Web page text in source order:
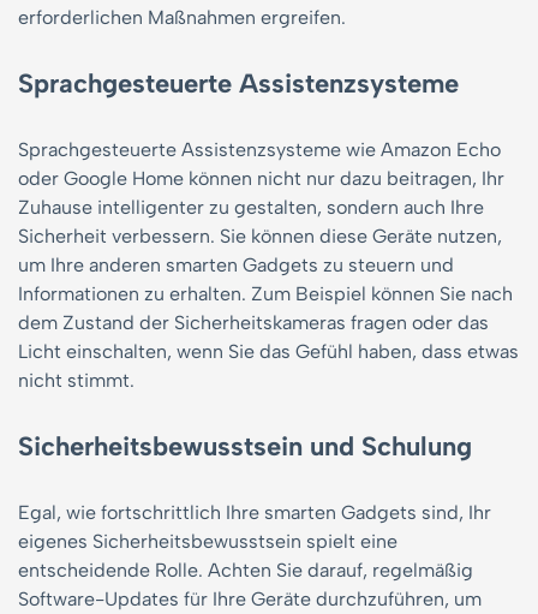
erforderlichen Maßnahmen ergreifen.
Sprachgesteuerte Assistenzsysteme
Sprachgesteuerte Assistenzsysteme wie Amazon Echo
oder Google Home können nicht nur dazu beitragen, Ihr
Zuhause intelligenter zu gestalten, sondern auch Ihre
Sicherheit verbessern. Sie können diese Geräte nutzen,
um Ihre anderen smarten Gadgets zu steuern und
Informationen zu erhalten. Zum Beispiel können Sie nach
dem Zustand der Sicherheitskameras fragen oder das
Licht einschalten, wenn Sie das Gefühl haben, dass etwas
nicht stimmt.
Sicherheitsbewusstsein und Schulung
Egal, wie fortschrittlich Ihre smarten Gadgets sind, Ihr
eigenes Sicherheitsbewusstsein spielt eine
entscheidende Rolle. Achten Sie darauf, regelmäßig
Software-Updates für Ihre Geräte durchzuführen, um